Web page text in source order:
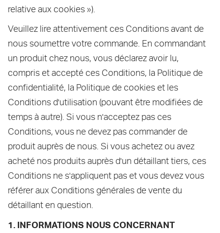
relative aux cookies »).
Veuillez lire attentivement ces Conditions avant de
nous soumettre votre commande. En commandant
un produit chez nous, vous déclarez avoir lu,
compris et accepté ces Conditions, la Politique de
confidentialité, la Politique de cookies et les
Conditions d'utilisation (pouvant être modifiées de
temps à autre). Si vous n'acceptez pas ces
Conditions, vous ne devez pas commander de
produit auprès de nous. Si vous achetez ou avez
acheté nos produits auprès d'un détaillant tiers, ces
Conditions ne s'appliquent pas et vous devez vous
référer aux Conditions générales de vente du
détaillant en question.
1. INFORMATIONS NOUS CONCERNANT